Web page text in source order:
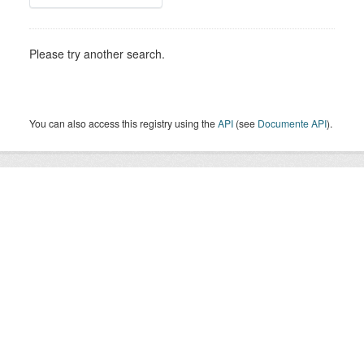
Please try another search.
You can also access this registry using theAPI (see Documente API).